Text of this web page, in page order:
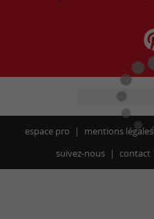
espace pro mentions légales
suivez-nous
contact